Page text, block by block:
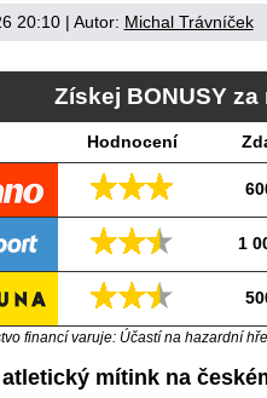
20:10| Autor: Michal Trávníček
Získej BONUSY
Hodnocení
1
financí varuje: Účastí na hazardní
mítink na